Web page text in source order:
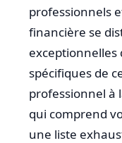
professionnels
financière se
spécifiques de
professionnel à
qui comprend
une liste